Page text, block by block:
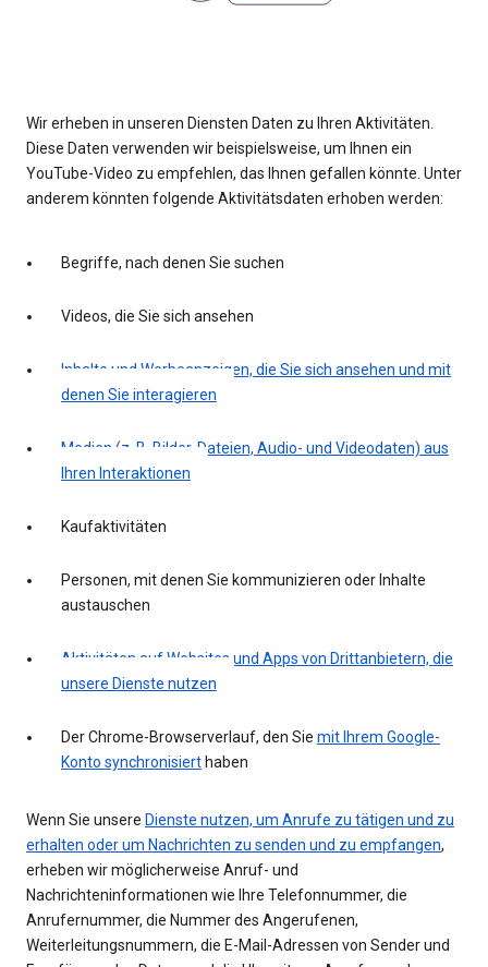
Wir erheben in unseren Diensten Daten zu Ihren Aktivitäten.
Diese Daten verwenden wir beispielsweise, um Ihnen ein
YouTube-Video zu empfehlen, das Ihnen gefallen könnte. Unter
anderem könnten folgende Aktivitätsdaten erhoben werden:
Begriffe, nach denen Sie suchen
Videos, die Sie sich ansehen
Inhalte und Werbeanzeigen, die Sie sich ansehen und mit
denen Sie interagieren
Medien (z. B. Bilder, Dateien, Audio- und Videodaten) aus
Ihren Interaktionen
Kaufaktivitäten
Personen, mit denen Sie kommunizieren oder Inhalte
austauschen
Aktivitäten auf Websites und Apps von Drittanbietern, die
unsere Dienste nutzen
Der Chrome-Browserverlauf, den Sie mit Ihrem Google-
Konto synchronisiert haben
Wenn Sie unsere Dienste nutzen, um Anrufe zu tätigen und zu
erhalten oder um Nachrichten zu senden und zu empfangen,
erheben wir möglicherweise Anruf- und
Nachrichteninformationen wie Ihre Telefonnummer, die
Anrufernummer, die Nummer des Angerufenen,
Weiterleitungsnummern, die E-Mail-Adressen von Sender und